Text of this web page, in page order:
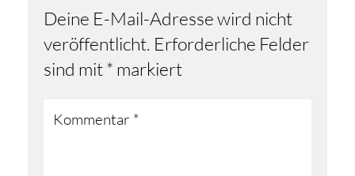
Deine E-Mail-Adresse wird nicht
veröffentlicht. Erforderliche Felder
sind mit* markiert